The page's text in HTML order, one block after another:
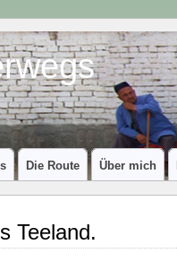
Die Route Über mich
Teeland.